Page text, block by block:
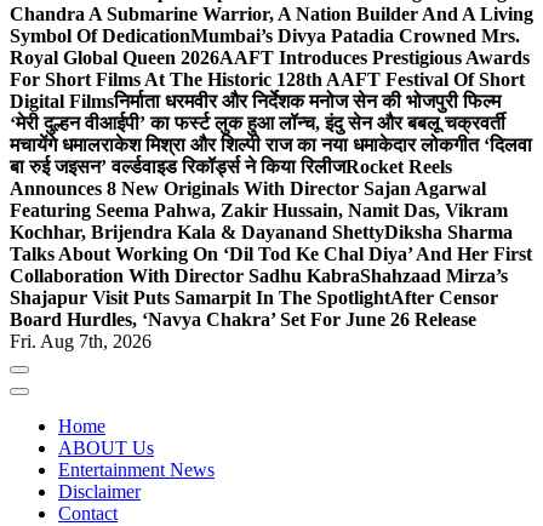
Chandra A Submarine Warrior, A Nation Builder And A Living
Symbol Of DedicationMumbai’s Divya Patadia Crowned Mrs.
Royal Global Queen 2026AAFT Introduces Prestigious Awards
For Short Films At The Historic 128th AAFT Festival Of Short
Digital Filmsनिर्माता धरमवीर और निर्देशक मनोज सेन की भोजपुरी फिल्म
‘मेरी दुल्हन वीआईपी’ का फर्स्ट लुक हुआ लॉन्च, इंदु सेन और बबलू चक्रवर्ती
मचायेंगे धमालराकेश मिश्रा और शिल्पी राज का नया धमाकेदार लोकगीत ‘दिलवा
बा रुई जइसन’ वर्ल्डवाइड रिकॉर्ड्स ने किया रिलीजRocket Reels
Announces 8 New Originals With Director Sajan Agarwal
Featuring Seema Pahwa, Zakir Hussain, Namit Das, Vikram
Kochhar, Brijendra Kala & Dayanand ShettyDiksha Sharma
Talks About Working On ‘Dil Tod Ke Chal Diya’ And Her First
Collaboration With Director Sadhu KabraShahzaad Mirza’s
Shajapur Visit Puts Samarpit In The SpotlightAfter Censor
Board Hurdles, ‘Navya Chakra’ Set For June 26 Release
Fri. Aug 7th, 2026
Home
ABOUT Us
Entertainment News
Disclaimer
Contact